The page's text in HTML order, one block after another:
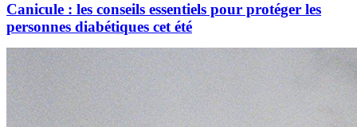
Canicule : les conseils essentiels pour protéger les
personnes diabétiques cet été